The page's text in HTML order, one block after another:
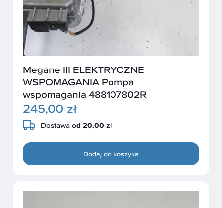
Megane III ELEKTRYCZNE
WSPOMAGANIA Pompa
wspomagania 488107802R
245,00 zł
Dostawa od 20,00 zł
Dodaj do koszyka